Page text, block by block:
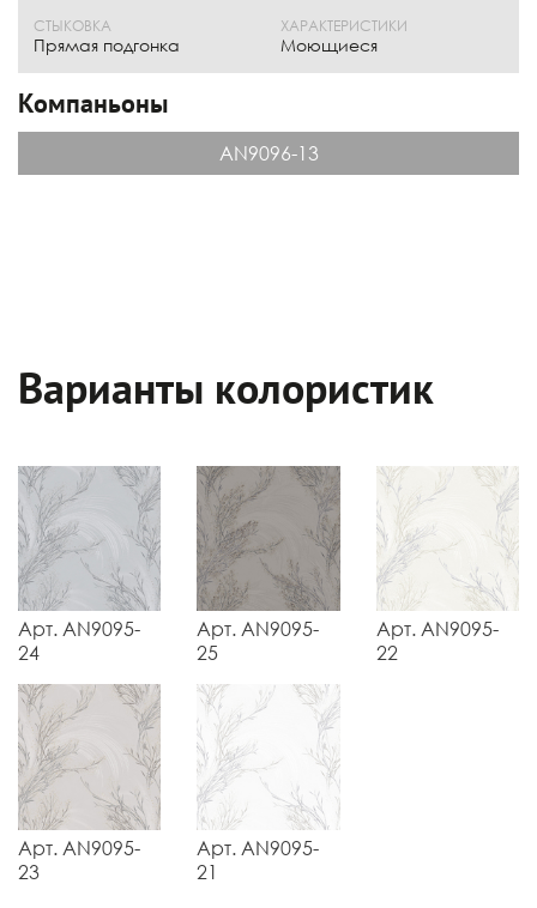
СТЫКОВКА
Прямая подгонка
ХАРАКТЕРИСТИКИ
Моющиеся
Компаньоны
AN9096-13
Варианты колористик
Арт. AN9095-
24
Арт. AN9095-
25
Арт. AN9095-
22
Арт. AN9095-
23
Арт. AN9095-
21